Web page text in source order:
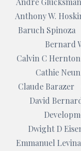
Anthony W.
Baruch Spinoza
Bernard
Calvin C Hernton
Cathie
Claude Barazer
David
Dwight D
Emmanuel